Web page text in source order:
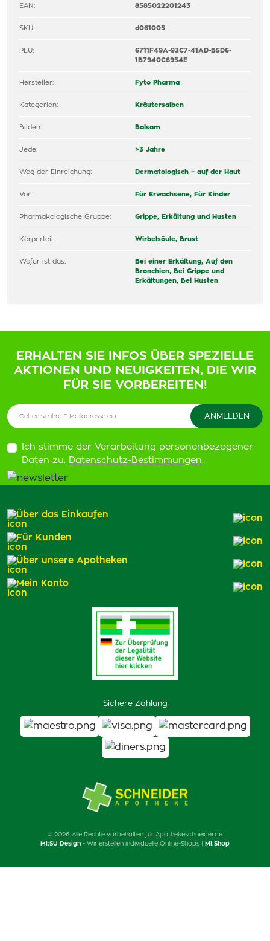
EAN: 8585022201243
SKU: d061005
PLU:
6711F49A-93C7-41AD-B5D6-
1B7940C6954E
Hersteller: Fyto Pharma
Kategorien: Kräutersalben
Bilden: Balsam
Jede: >3 Jahre
Weg der Einreichung: Dermatologisch – auf der Haut
Vor: Für Erwachsene, Für Kinder
Pharmakologische Gruppe: Grippe, Erkältung und Husten
Körperteil: Wirbelsäule, Brust
Wofür ist das: Bei einer Erkältung, Auf den
Bronchien, Bei Grippe und
Erkältungen, Bei Husten
ERHALTEN SIE INFOS ÜBER SPEZIELLE
AKTIONEN UND NEUIGKEITEN, DIE WIR
FÜR SIE VORBEREITEN!
Ich stimme der Verarbeitung personenbezogener
Daten zu. Datenschutz-Bestimmungen.
Sichere Zahlung
Über das Einkaufen
Für Kunden
Über unsere Apotheken
Mein Konto
© 2026 Alle Rechte vorbehalten für Apothekeschneider.de
MI:SU Design - Wir erstellen individuelle Online-Shops | MI:Shop